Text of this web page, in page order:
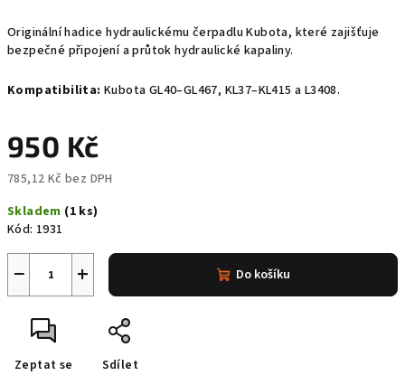
Originální hadice hydraulickému čerpadlu Kubota, které zajišťuje
bezpečné připojení a průtok hydraulické kapaliny.
Kompatibilita: Kubota GL40–GL467, KL37–KL415 a L3408.
950 Kč
785,12 Kč bez DPH
cena:
Skladem (1 ks)
Kód: 1931
+
− Do košíku
Zeptat se Sdílet